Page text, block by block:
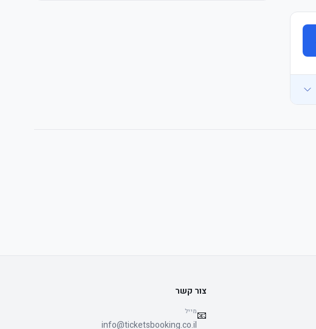
צור קשר
📧מייל
info@ticketsbooking.co.il